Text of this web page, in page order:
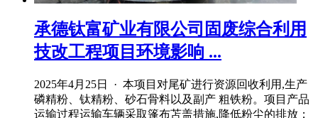
承德钛富矿业有限公司固废综合利用
技改工程项目环境影响 ...
2025年4月25日 · 本项目对尾矿进行资源回收利用,生产
磷精粉、钛精粉、砂石骨料以及副产 粗铁粉。项目产品
运输过程运输车辆采取篷布苫盖措施,降低粉尘的排放；